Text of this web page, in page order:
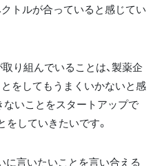
トルが合っていると感じてい
り組んでいることは、製薬企
をしてもうまくいかないと感
ないことをスタートアップで
をしていきたいです。
に言いたいことを言い合える